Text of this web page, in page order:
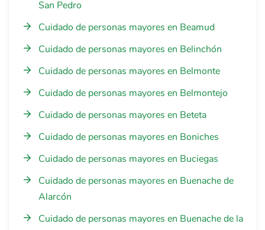
San Pedro
Cuidado de personas mayores en Beamud
Cuidado de personas mayores en Belinchón
Cuidado de personas mayores en Belmonte
Cuidado de personas mayores en Belmontejo
Cuidado de personas mayores en Beteta
Cuidado de personas mayores en Boniches
Cuidado de personas mayores en Buciegas
Cuidado de personas mayores en Buenache de
Alarcón
Cuidado de personas mayores en Buenache de la